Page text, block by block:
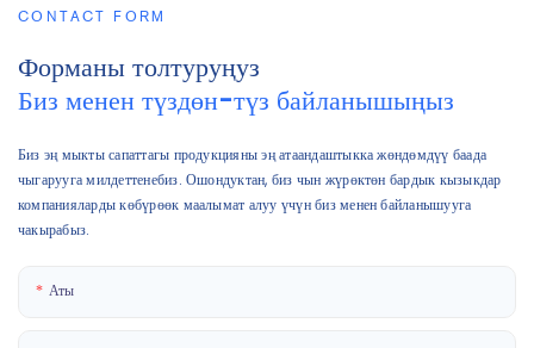
CONTACT FORM
Форманы толтуруңуз
Биз менен түздөн-түз байланышыңыз
Биз эң мыкты сапаттагы продукцияны эң атаандаштыкка жөндөмдүү баада
чыгарууга милдеттенебиз. Ошондуктан, биз чын жүрөктөн бардык кызыкдар
компанияларды көбүрөөк маалымат алуу үчүн биз менен байланышууга
чакырабыз.
Аты